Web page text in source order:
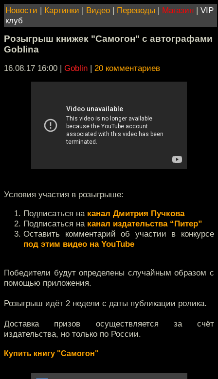
Новости | Картинки | Видео | Переводы | Магазин | VIP
клуб
Розыгрыш книжек "Самогон" с автографами
Goblina
16.08.17 16:00 | Goblin | 20 комментариев
Условия участия в розыгрыше:
Подписаться на канал Дмитрия Пучкова
Подписаться на канал издательства “Питер”
Оставить комментарий об участии в конкурсе
под этим видео на YouTube
Победители будут определены случайным образом с
помощью приложения.
Розыгрыш идёт 2 недели с даты публикации ролика.
Доставка призов осуществляется за счёт
издательства, но только по России.
Купить книгу "Самогон"